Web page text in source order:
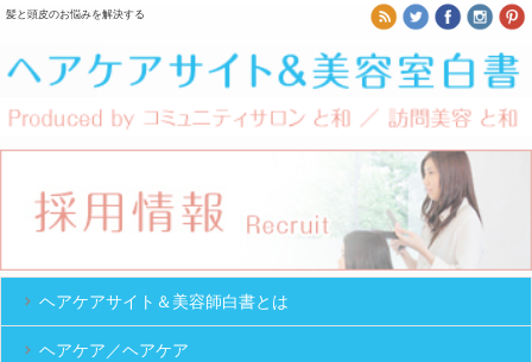
髪と頭皮のお悩みを解決する
ヘアケアサイト＆美容師白書とは
ヘアケア／ヘアケア